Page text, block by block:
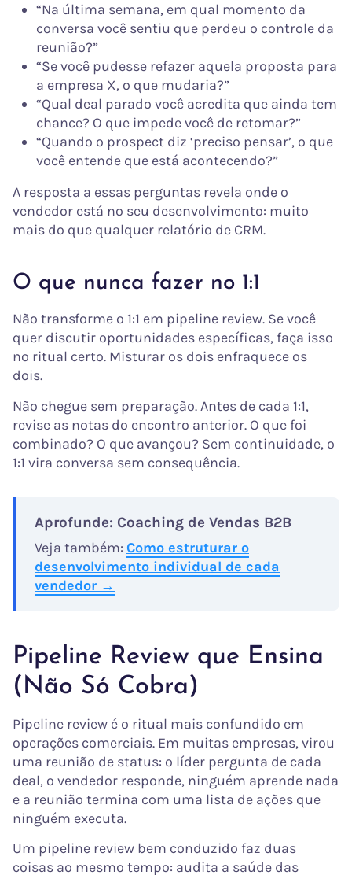
“Na última semana, em qual momento da
conversa você sentiu que perdeu o controle da
reunião?”
“Se você pudesse refazer aquela proposta para
a empresa X, o que mudaria?”
“Qual deal parado você acredita que ainda tem
chance? O que impede você de retomar?”
“Quando o prospect diz ‘preciso pensar’, o que
você entende que está acontecendo?”
A resposta a essas perguntas revela onde o
vendedor está no seu desenvolvimento: muito
mais do que qualquer relatório de CRM.
O que nunca fazer no 1:1
Não transforme o 1:1 em pipeline review. Se você
quer discutir oportunidades específicas, faça isso
no ritual certo. Misturar os dois enfraquece os
dois.
Não chegue sem preparação. Antes de cada 1:1,
revise as notas do encontro anterior. O que foi
combinado? O que avançou? Sem continuidade, o
1:1 vira conversa sem consequência.
Aprofunde: Coaching de Vendas B2B
Veja também: Como estruturar o
desenvolvimento individual de cada
vendedor →
Pipeline Review que Ensina
(Não Só Cobra)
Pipeline review é o ritual mais confundido em
operações comerciais. Em muitas empresas, virou
uma reunião de status: o líder pergunta de cada
deal, o vendedor responde, ninguém aprende nada
e a reunião termina com uma lista de ações que
ninguém executa.
Um pipeline review bem conduzido faz duas
coisas ao mesmo tempo: audita a saúde das